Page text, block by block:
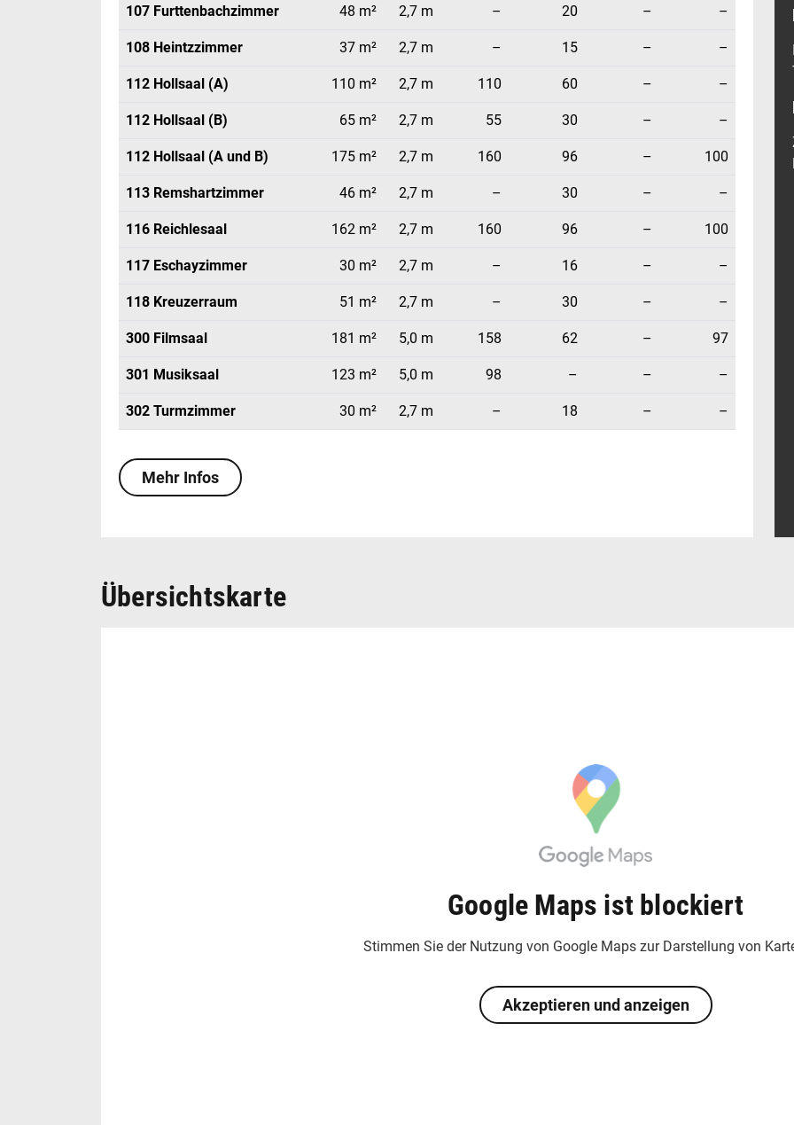
107 Furttenbachzimmer 48 m² 2,7 m – 20 – –
108 Heintzzimmer 37 m² 2,7 m – 15 – –
112 Hollsaal (A) 110 m² 2,7 m 110 60 – –
112 Hollsaal (B) 65 m² 2,7 m 55 30 – –
112 Hollsaal (A und B) 175 m² 2,7 m 160 96 – 100
113 Remshartzimmer 46 m² 2,7 m – 30 – –
116 Reichlesaal 162 m² 2,7 m 160 96 – 100
117 Eschayzimmer 30 m² 2,7 m – 16 – –
118 Kreuzerraum 51 m² 2,7 m – 30 – –
300 Filmsaal 181 m² 5,0 m 158 62 – 97
301 Musiksaal 123 m² 5,0 m 98 – – –
302 Turmzimmer 30 m² 2,7 m – 18 – –
Mehr Infos
Übersichtskarte
Google Maps ist blockiert
Stimmen Sie der Nutzung von Google Maps zur Darstellung von
Akzeptieren und anzeigen